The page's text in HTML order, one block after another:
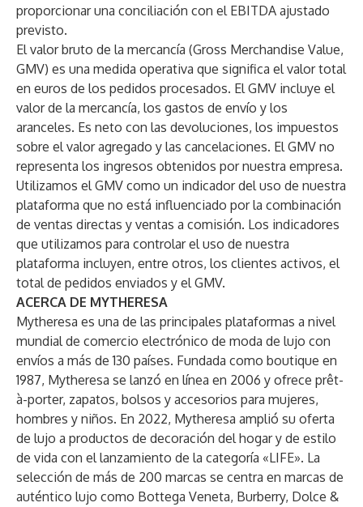
proporcionar una conciliación con el EBITDA ajustado
previsto.
El valor bruto de la mercancía (Gross Merchandise Value,
GMV) es una medida operativa que significa el valor total
en euros de los pedidos procesados. El GMV incluye el
valor de la mercancía, los gastos de envío y los
aranceles. Es neto con las devoluciones, los impuestos
sobre el valor agregado y las cancelaciones. El GMV no
representa los ingresos obtenidos por nuestra empresa.
Utilizamos el GMV como un indicador del uso de nuestra
plataforma que no está influenciado por la combinación
de ventas directas y ventas a comisión. Los indicadores
que utilizamos para controlar el uso de nuestra
plataforma incluyen, entre otros, los clientes activos, el
total de pedidos enviados y el GMV.
ACERCA DE MYTHERESA
Mytheresa es una de las principales plataformas a nivel
mundial de comercio electrónico de moda de lujo con
envíos a más de 130 países. Fundada como boutique en
1987, Mytheresa se lanzó en línea en 2006 y ofrece prêt-
à-porter, zapatos, bolsos y accesorios para mujeres,
hombres y niños. En 2022, Mytheresa amplió su oferta
de lujo a productos de decoración del hogar y de estilo
de vida con el lanzamiento de la categoría «LIFE». La
selección de más de 200 marcas se centra en marcas de
auténtico lujo como Bottega Veneta, Burberry, Dolce &